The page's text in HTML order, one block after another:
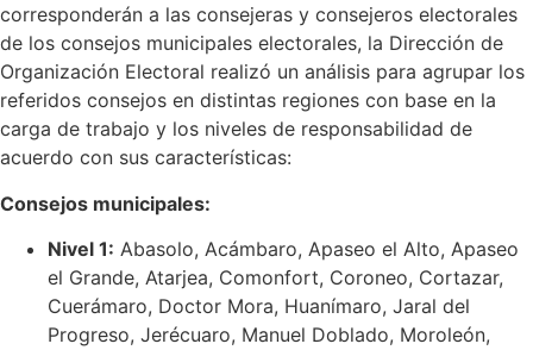
corresponderán a las consejeras y consejeros electorales
de los consejos municipales electorales, la Dirección de
Organización Electoral realizó un análisis para agrupar los
referidos consejos en distintas regiones con base en la
carga de trabajo y los niveles de responsabilidad de
acuerdo con sus características:
Consejos municipales:
Nivel 1: Abasolo, Acámbaro, Apaseo el Alto, Apaseo
el Grande, Atarjea, Comonfort, Coroneo, Cortazar,
Cuerámaro, Doctor Mora, Huanímaro, Jaral del
Progreso, Jerécuaro, Manuel Doblado, Moroleón,